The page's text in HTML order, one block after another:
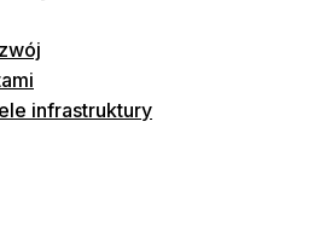
infrastruktury